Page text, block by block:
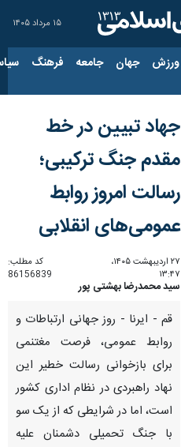
۱۵ مرداد ۱۴۰۵
ورزش جهان جامعه فرهنگ
جهاد تبیین در خط
مقدم جنگ ترکیبی؛
رسالت امروز روابط
عمومی‌های انقلابی
۲۷ اردیبهشت ۱۴۰۵،
۱۳:۴۷
کد مطلب:
86156839
سید محمدرضا بهشتی پور
قم - ایرنا - روز جهانی ارتباطات و
روابط عمومی، فرصت مغتنمی
برای بازخوانی رسالت خطیر این
نهاد راهبردی در نظام اداری کشور
است، اما در شرایطی که از یک سو
با جنگ تحمیلی دشمنان علیه